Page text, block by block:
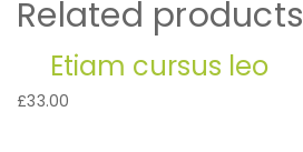
Related products
Etiam cursus leo
£33.00